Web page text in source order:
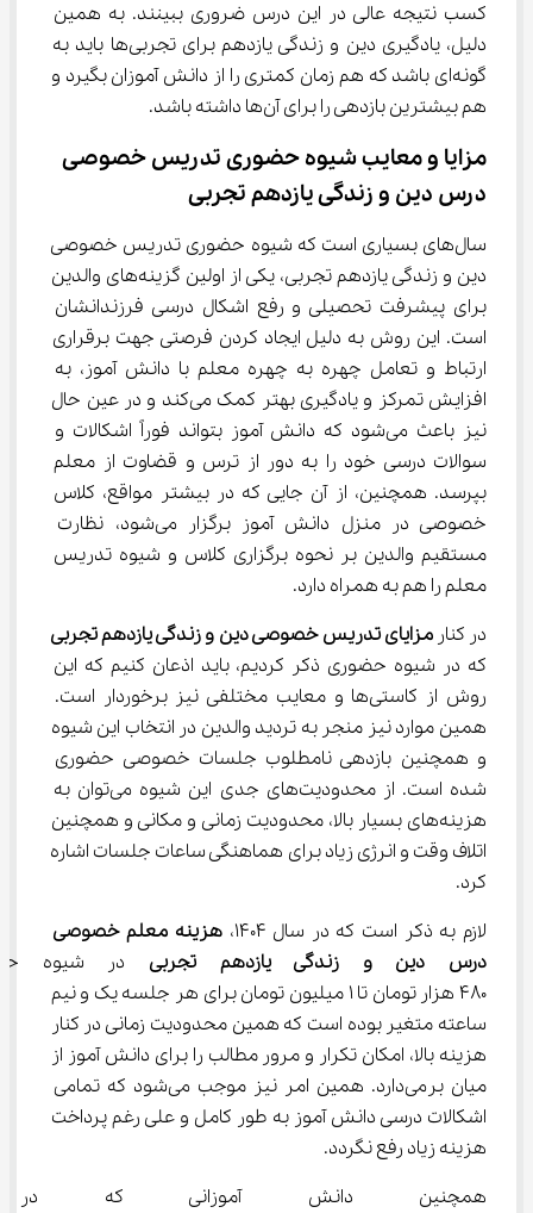
کسب نتیجه عالی در این درس ضروری ببینند. به همین
دلیل، یادگیری دین و زندگی یازدهم برای تجربی‌ها باید به
گونه‌ای باشد که هم زمان کمتری را از دانش آموزان بگیرد و
هم بیشترین بازدهی را برای آن‌ها داشته باشد.
مزایا و معایب شیوه حضوری تدریس خصوصی
درس دین و زندگی یازدهم تجربی
سال‌های بسیاری است که شیوه حضوری تدریس خصوصی
دین و زندگی یازدهم تجربی، یکی از اولین گزینه‌های والدین
برای پیشرفت تحصیلی و رفع اشکال درسی فرزندانشان
است. این روش به دلیل ایجاد کردن فرصتی جهت برقراری
ارتباط و تعامل چهره به چهره معلم با دانش آموز، به
افزایش تمرکز و یادگیری بهتر کمک می‌کند و در عین حال
نیز باعث می‌شود که دانش آموز بتواند فوراً اشکالات و
سوالات درسی خود را به دور از ترس و قضاوت از معلم
بپرسد. همچنین، از آن جایی که در بیشتر مواقع، کلاس
خصوصی در منزل دانش آموز برگزار می‌شود، نظارت
مستقیم والدین بر نحوه برگزاری کلاس و شیوه تدریس
معلم را هم به همراه دارد.
در کنار مزایای تدریس خصوصی دین و زندگی یازدهم تجربی
که در شیوه حضوری ذکر کردیم، باید اذعان کنیم که این
روش از کاستی‌ها و معایب مختلفی نیز برخوردار است.
همین موارد نیز منجر به تردید والدین در انتخاب این شیوه
و همچنین بازدهی نامطلوب جلسات خصوصی حضوری
شده است. از محدودیت‌های جدی این شیوه می‌توان به
هزینه‌های بسیار بالا، محدودیت زمانی و مکانی و همچنین
اتلاف وقت و انرژی زیاد برای هماهنگی ساعات جلسات اشاره
کرد.
لازم به ذکر است که در سال 1404،
هزینه معلم خصوصی
درس دین و زندگی یازدهم تجربی در شیوه
480 هزار تومان تا 1 میلیون تومان برای هر جلسه یک و نیم
ساعته متغیر بوده است که همین محدودیت زمانی در کنار
هزینه بالا، امکان تکرار و مرور مطالب را برای دانش آموز از
میان برمی‌دارد. همین امر نیز موجب می‌شود که تمامی
اشکالات درسی دانش آموز به طور کامل و علی رغم پرداخت
هزینه زیاد رفع نگردد.
همچنین دانش آموزانی که